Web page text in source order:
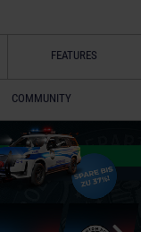
FEATURES
COMMUNITY